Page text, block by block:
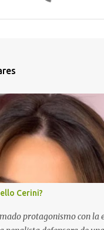
Cerini?
protagonismo con la